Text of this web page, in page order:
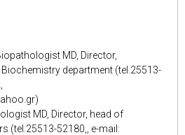
MD, Director,
department (tel.25513-
MD, Director, head of
(tel.25513-52180,, e-mail: